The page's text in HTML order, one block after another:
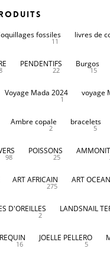
fossiles
11
livres de
PENDENTIFS
22
Burgos
15
Voyage Mada 2024
1
voyage
Ambre copale
2
bracelets
5
98
POISSONS
25
ART AFRICAIN
275
ART
D'OREILLES
2
LANDSNAIL
REQUIN
16
JOELLE PELLERO
5